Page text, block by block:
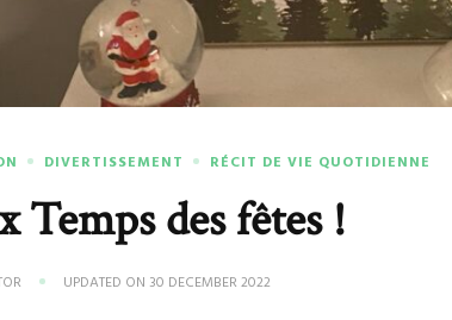
DIVERTISSEMENT RÉCIT DE VIE QUOTIDIENNE
Temps des fêtes !
UPDATED ON 30 DECEMBER 2022